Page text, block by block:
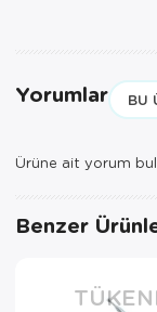
Yorumlar BU
Ürüne ait yorum
Benzer